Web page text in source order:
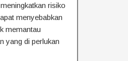
risiko
menyebabkan
memantau
yang di perlukan